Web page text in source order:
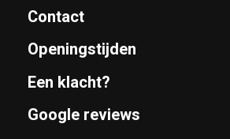
Contact
Openingstijden
Een klacht?
Google reviews